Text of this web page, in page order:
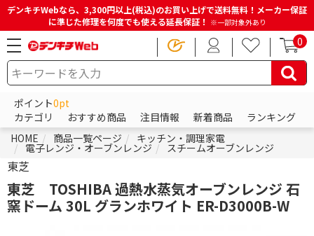
デンキチWebなら、3,300円以上(税込)のお買い上げで送料無料！メーカー保証
に準じた修理を何度でも使える延長保証！ ※一部対象外あり
0
ポイント0pt
カテゴリ
おすすめ商品 注目情報 新着商品
ランキング
HOME
商品一覧ページ キッチン・調理家電
電子レンジ・オーブンレンジ スチームオーブンレンジ
東芝
東芝 TOSHIBA 過熱水蒸気オーブンレンジ 石
窯ドーム 30L グランホワイト ER-D3000B-W